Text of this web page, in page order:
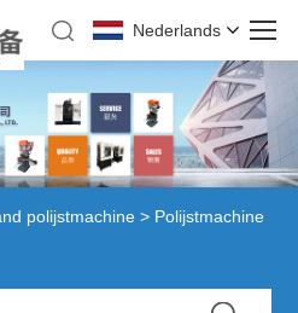
Nederlands
polijstmachine > Polijstmachine